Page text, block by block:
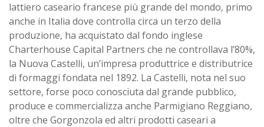
lattiero caseario francese più grande del mondo, primo
anche in Italia dove controlla circa un terzo della
produzione, ha acquistato dal fondo inglese
Charterhouse Capital Partners che ne controllava l’80%,
la Nuova Castelli, un’impresa produttrice e distributrice
di formaggi fondata nel 1892. La Castelli, nota nel suo
settore, forse poco conosciuta dal grande pubblico,
produce e commercializza anche Parmigiano Reggiano,
oltre che Gorgonzola ed altri prodotti caseari a